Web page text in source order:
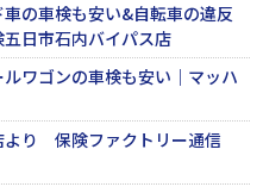
の車検も安い&自転車の違反
日市石内バイパス店
ワゴンの車検も安い｜マッハ
より 保険ファクトリー通信